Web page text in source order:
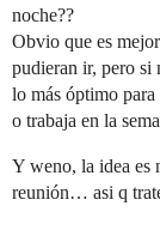
noche??
Obvio que es
pudieran ir, pero si
lo más óptimo
o trabaja en la
Y weno, la idea es
reunión… asi q